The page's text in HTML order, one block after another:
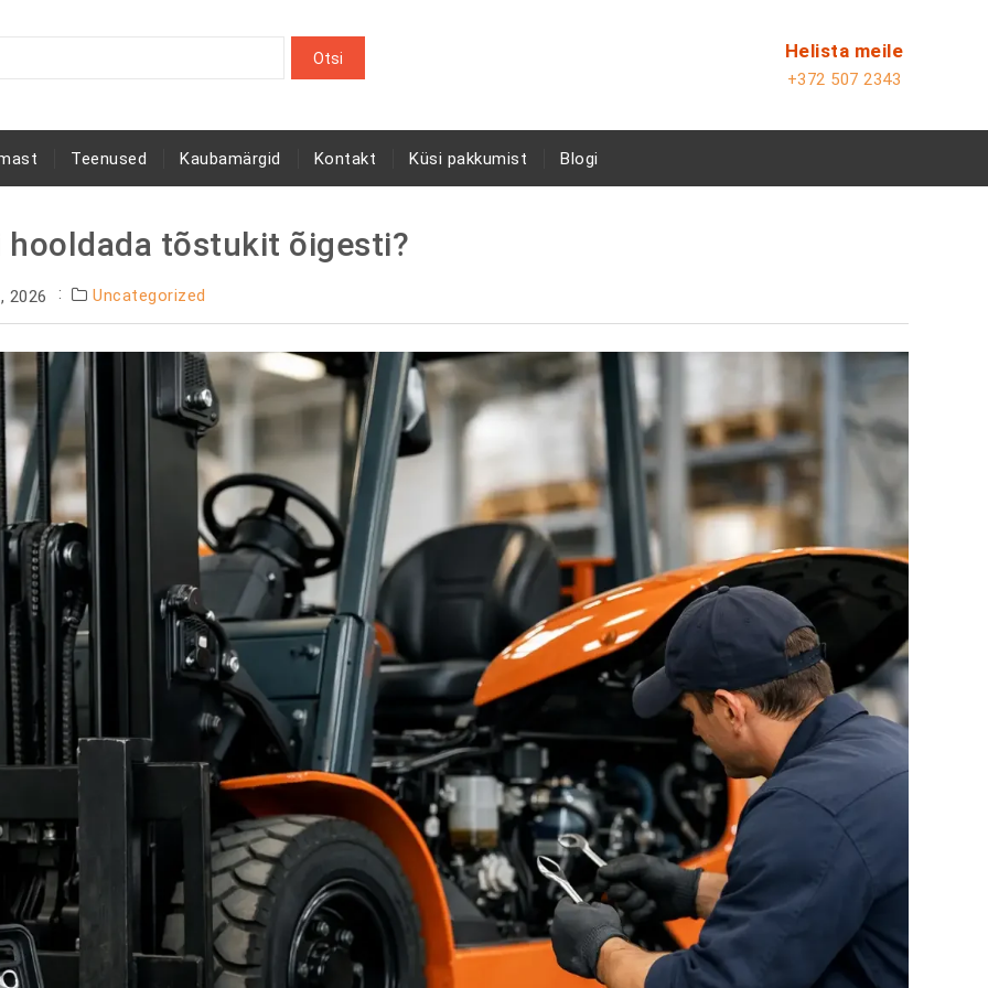
Helista meile
+372 507 2343
Teenused Kaubamärgid Kontakt Küsi pakkumist Blogi
hooldada tõstukit õigesti?
2026 Uncategorized